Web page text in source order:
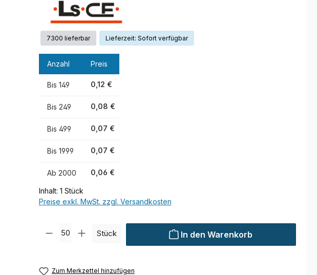
7300 lieferbar Lieferzeit: Sofort verfügbar
Anzahl Preis
Bis 149 0,12 €
Bis 249 0,08 €
Bis 499 0,07 €
Bis 1999 0,07 €
Ab 2000 0,06 €
Inhalt: 1 Stück
Preise exkl. MwSt. zzgl. Versandkosten
Produkt Anzahl: Gib den gewünschten Wert ein oder benutze die Schaltflächen
Stück In den Warenkorb
Zum Merkzettel hinzufügen